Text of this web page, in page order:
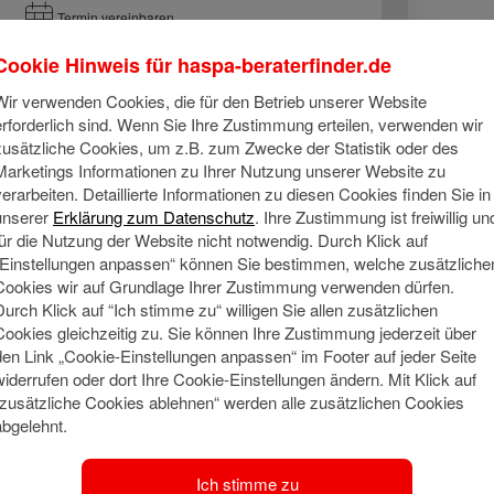
Termin vereinbaren
mich
bin nee Hambuger Deern, mittlerweile wohne ich mit
Anfeuern beim Fußball und mit Freunden treffen.
Meine
Ich habe
Danach
Media
Hinweis für haspa-beraterfinder.de
verwenden Cookies, die für den Betrieb unserer Website
sind. Wenn Sie Ihre Zustimmung erteilen, verwenden wir
Cookies, um z.B. zum Zwecke der Statistik oder des
Informationen zu Ihrer Nutzung unserer Website zu
Detaillierte Informationen zu diesen Cookies finden Sie in
Erklärung zum Datenschutz. Ihre Zustimmung ist freiwillig
die Nutzung der Website nicht notwendig. Durch Klick auf
anpassen“ können Sie bestimmen, welche
wir auf Grundlage Ihrer Zustimmung verwenden dürfen.
Klick auf “Ich stimme zu“ willigen Sie allen zusätzlichen
gleichzeitig zu. Sie können Ihre Zustimmung jederzeit über
Link „Cookie-Einstellungen anpassen“ im Footer auf jeder Seite
oder dort Ihre Cookie-Einstellungen ändern. Mit Klick auf
Cookies ablehnen“ werden alle zusätzlichen Cookies
Ich stimme zu